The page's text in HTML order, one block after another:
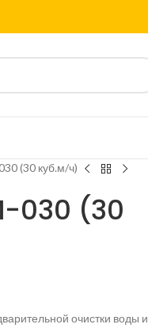
(30 куб.м/ч)
030 (30
очистки воды и